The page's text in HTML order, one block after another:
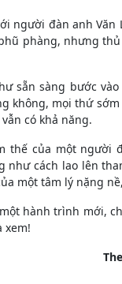
người đàn anh
phàng, nhưng
sẵn sàng bước
không, mọi thứ
có khả năng.
thế của một người
như cách lao lên
một tâm lý nặng
hành trình mới,
xem!